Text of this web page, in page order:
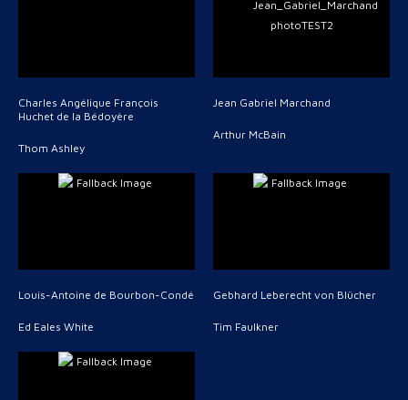
Charles Angélique François
Huchet de la Bédoyère
Thom Ashley
Jean Gabriel Marchand
Arthur McBain
Louis-Antoine de Bourbon-Condé
Ed Eales White
Gebhard Leberecht von Blücher
Tim Faulkner